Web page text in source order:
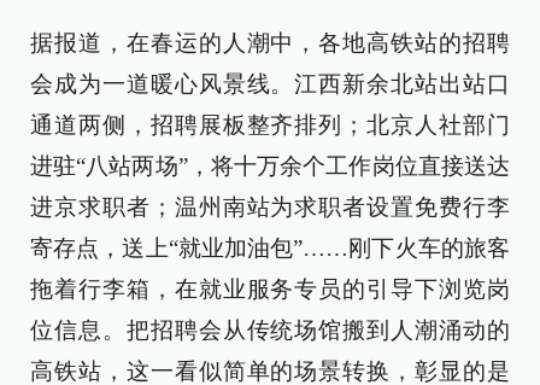
据报道，在春运的人潮中，各地高铁站的招聘
会成为一道暖心风景线。江西新余北站出站口
通道两侧，招聘展板整齐排列；北京人社部门
进驻“八站两场”，将十万余个工作岗位直接送达
进京求职者；温州南站为求职者设置免费行李
寄存点，送上“就业加油包”……刚下火车的旅客
拖着行李箱，在就业服务专员的引导下浏览岗
位信息。把招聘会从传统场馆搬到人潮涌动的
高铁站，这一看似简单的场景转换，彰显的是